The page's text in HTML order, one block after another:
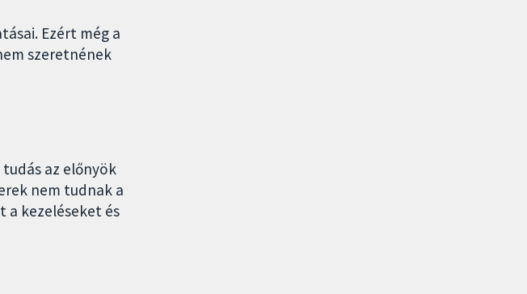
Ezért még a
szeretnének
az előnyök
nem tudnak a
a kezeléseket és